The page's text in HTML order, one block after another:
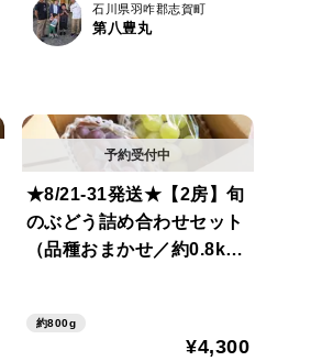
石川県羽咋郡志賀町
第八豊丸
★8/21-31発送★【2房】旬
のぶどう詰め合わせセット
（品種おまかせ／約0.8k
約800g
¥4,300